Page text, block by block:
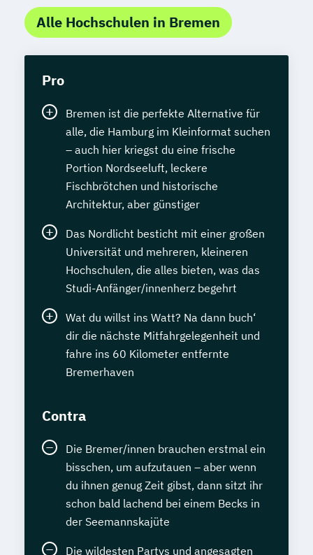
Alle Hochschulen in Bremen
Pro
Bremen ist die perfekte Alternative für
alle, die Hamburg im Kleinformat suchen
– auch hier kriegst du eine frische
Portion Nordseeluft, leckere
Fischbrötchen und historische
Architektur, aber günstiger
Das Nordlicht besticht mit einer großen
Universität und mehreren, kleineren
Hochschulen, die alles bieten, was das
Studi-Anfänger/innenherz begehrt
Wat du willst ins Watt? Na dann buch‘
dir die nächste Mitfahrgelegenheit und
fahre ins 60 Kilometer entfernte
Bremerhaven
Contra
Die Bremer/innen brauchen erstmal ein
bisschen, um aufzutauen – aber wenn
du ihnen genug Zeit gibst, dann sitzt ihr
schon bald lachend bei einem Becks in
der Seemannskajüte
Die wildesten Partys und angesagten